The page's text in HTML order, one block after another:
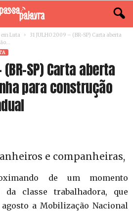
Luta
31 JULHO 2009 – (BR-SP) Carta aberta
(BR-SP) Carta aberta
para construção
e companheiras,
de um momento
classe trabalhadora, que
a Mobilização Nacional